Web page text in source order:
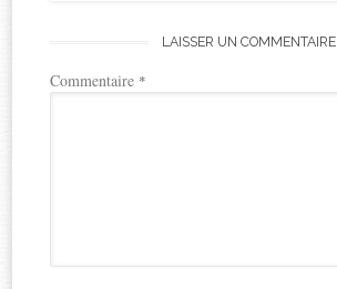
LAISSER UN COMMENTAIRE
Commentaire *